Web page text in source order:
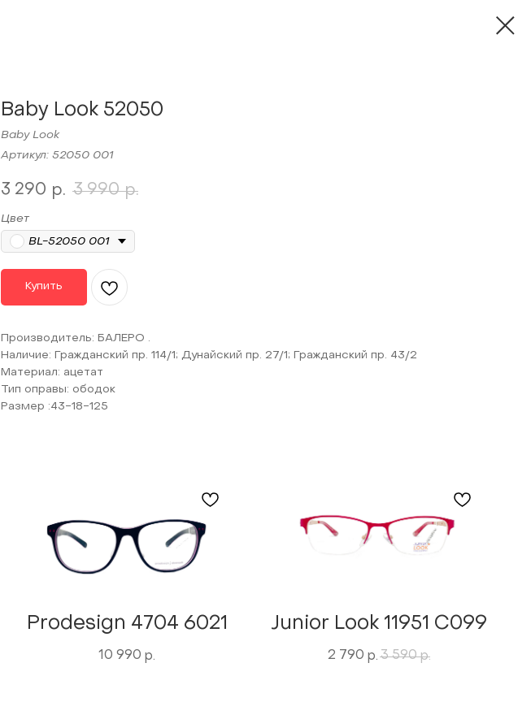
Baby Look 52050
Baby Look
Артикул: 52050 001
3 290 р. 3 990 р.
Цвет
BL-52050 001
Купить
Производитель: БАЛЕРО .
Наличие: Гражданский пр. 114/1; Дунайский пр. 27/1; Гражданский пр. 43/2
Материал: ацетат
Тип оправы: ободок
Размер :43-18-125
Prodesign 4704 6021
10 990 р.
Junior Look 11951 C099
2 790 р. 3 590 р.